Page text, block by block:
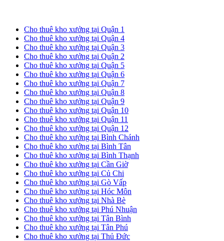
Cho thuê kho xưởng tại Quận 1
Cho thuê kho xưởng tại Quận 4
Cho thuê kho xưởng tại Quận 3
Cho thuê kho xưởng tại Quận 2
Cho thuê kho xưởng tại Quận 5
Cho thuê kho xưởng tại Quận 6
Cho thuê kho xưởng tại Quận 7
Cho thuê kho xưởng tại Quận 8
Cho thuê kho xưởng tại Quận 9
Cho thuê kho xưởng tại Quận 10
Cho thuê kho xưởng tại Quận 11
Cho thuê kho xưởng tại Quận 12
Cho thuê kho xưởng tại Bình Chánh
Cho thuê kho xưởng tại Bình Tân
Cho thuê kho xưởng tại Bình Thạnh
Cho thuê kho xưởng tại Cần Giờ
Cho thuê kho xưởng tại Củ Chi
Cho thuê kho xưởng tại Gò Vấp
Cho thuê kho xưởng tại Hóc Môn
Cho thuê kho xưởng tại Nhà Bè
Cho thuê kho xưởng tại Phú Nhuận
Cho thuê kho xưởng tại Tân Bình
Cho thuê kho xưởng tại Tân Phú
Cho thuê kho xưởng tại Thủ Đức